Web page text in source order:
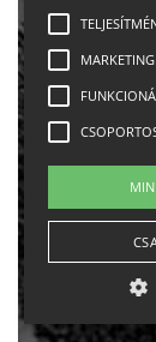
Ebike
MARKETING